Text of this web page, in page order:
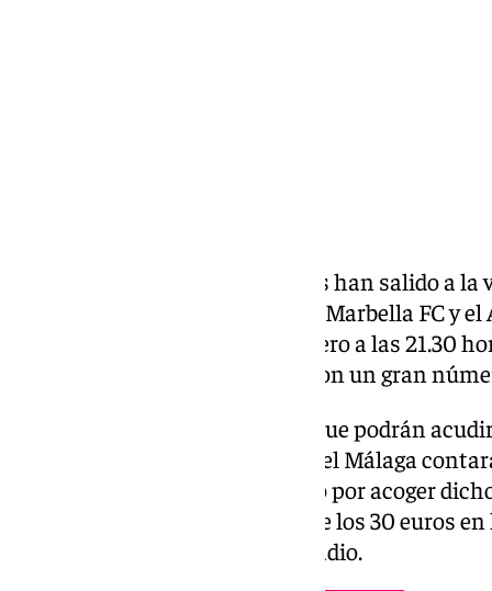
A las 13.00 horas de este viernes han salido a
partido de Copa del Rey entre el Marbella FC y
se disputará el próximo 4 de enero a las 21.30
ambos clubes esperan contar con un gran
Entre el aficionado, los únicos que podrán
Marbella FC, mientras que los del Málaga
los diversos sectores del estadio por acoger
general los precios oscilan entre los 30 euros
130 euros de la zona sky del estadio.